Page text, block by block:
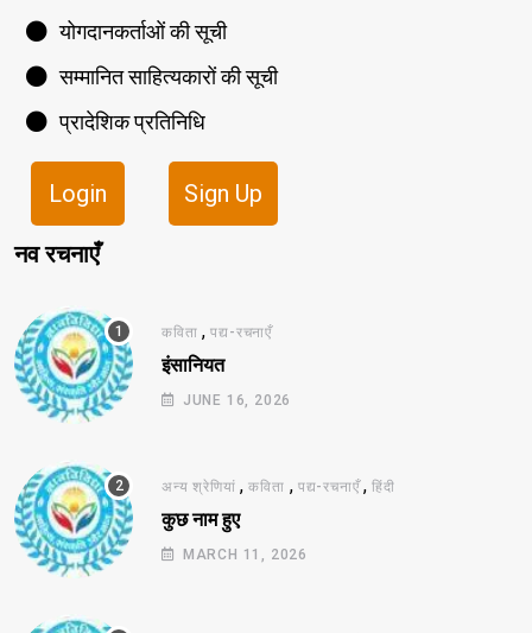
योगदानकर्ताओं की सूची
सम्मानित साहित्यकारों की सूची
प्रादेशिक प्रतिनिधि
Login Sign Up
नव रचनाएँ
कविता ,पद्य-रचनाएँ
इंसानियत
JUNE 16, 2026
अन्य श्रेणियां ,कविता , पद्य-रचनाएँ,हिंदी
कुछ नाम हुए
MARCH 11, 2026